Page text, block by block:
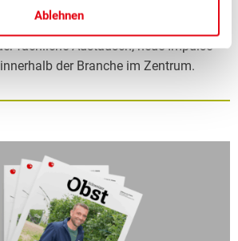
Ablehnen
fachliche Austausch, neue Impulse
der Branche im Zentrum.